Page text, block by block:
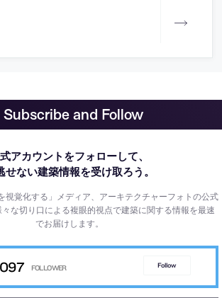
Subscribe and Follow
アカウントをフォローして、
せない建築情報を受け取ろう。
視覚化する」メディア、アーキテクチャーフォトの公式
々な切り口による複眼的視点で建築に関する情報を最速
でお届けします。
Follow